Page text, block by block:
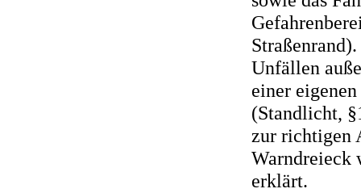
Unfällen
einer
(Standlicht,
zur richtigen
Warndreieck
erklärt.